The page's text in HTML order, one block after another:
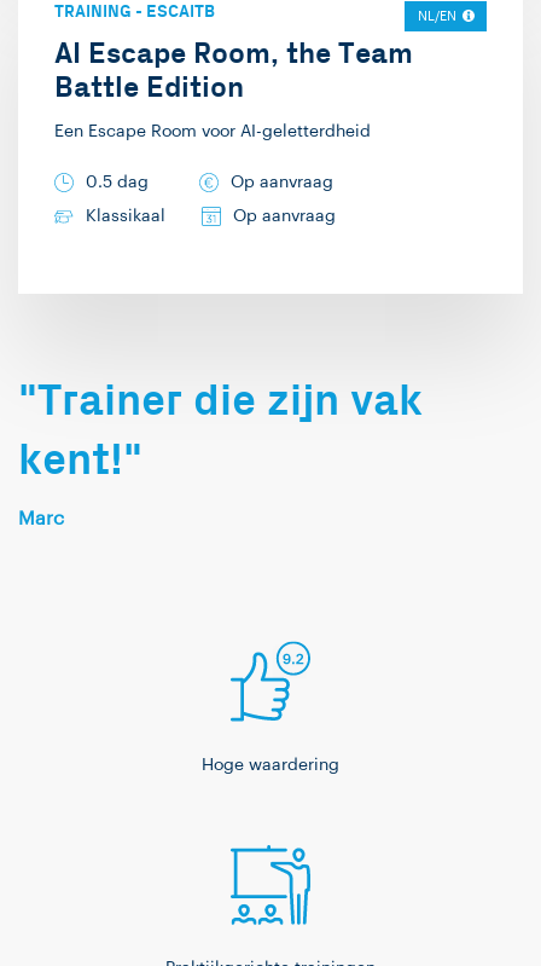
spreekwoordelijke
kwartje valt.
TRAINING - ESCAITB NL/EN
AI Escape Room, the Team
Battle Edition
Een Escape Room voor AI-geletterdheid
0.5 dag
Op aanvraag
Klassikaal
Op aanvraag
"Trainer die zijn vak
kent!"
Marc
Hoge waardering